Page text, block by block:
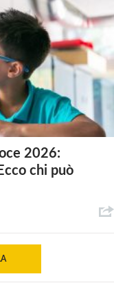
2026:
chi può